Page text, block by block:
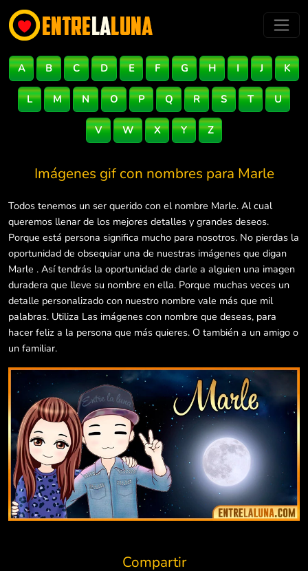
A B C D E F G H I J K
L M N O P Q R S T U
V W X Y Z
Imágenes gif con nombres para Marle
Todos tenemos un ser querido con el nombre Marle. Al cual
queremos llenar de los mejores detalles y grandes deseos.
Porque está persona significa mucho para nosotros. No pierdas la
oportunidad de obsequiar una de nuestras imágenes que digan
Marle . Así tendrás la oportunidad de darle a alguien una imagen
duradera que lleve su nombre en ella. Porque muchas veces un
detalle personalizado con nuestro nombre vale más que mil
palabras. Utiliza Las imágenes con nombre que deseas, para
hacer feliz a la persona que más quieres. O también a un amigo o
un familiar.
Compartir